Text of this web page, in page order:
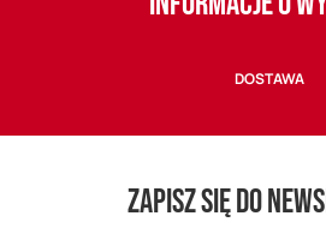
DOSTAWA
ZAPISZ SIĘ DO